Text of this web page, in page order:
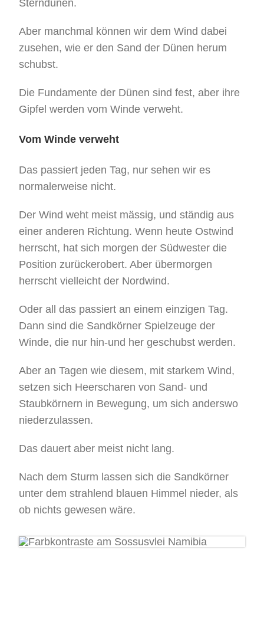
Sterndünen.
Aber manchmal können wir dem Wind dabei
zusehen, wie er den Sand der Dünen herum
schubst.
Die Fundamente der Dünen sind fest, aber ihre
Gipfel werden vom Winde verweht.
Vom Winde verweht
Das passiert jeden Tag, nur sehen wir es
normalerweise nicht.
Der Wind weht meist mässig, und ständig aus
einer anderen Richtung. Wenn heute Ostwind
herrscht, hat sich morgen der Südwester die
Position zurückerobert. Aber übermorgen
herrscht vielleicht der Nordwind.
Oder all das passiert an einem einzigen Tag.
Dann sind die Sandkörner Spielzeuge der
Winde, die nur hin-und her geschubst werden.
Aber an Tagen wie diesem, mit starkem Wind,
setzen sich Heerscharen von Sand- und
Staubkörnern in Bewegung, um sich anderswo
niederzulassen.
Das dauert aber meist nicht lang.
Nach dem Sturm lassen sich die Sandkörner
unter dem strahlend blauen Himmel nieder, als
ob nichts gewesen wäre.